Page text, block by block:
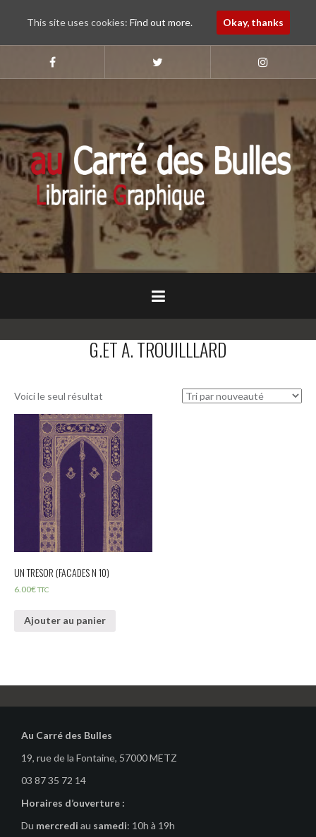
nous
Faebook
nous
nous
Instagram
G.ET A. TROUILLLARD
Voici le seul résultat
UN TRESOR (FACADES N 10)
6.00€TTC
Ajouter au panier
Au Carré des Bulles
19, rue de la Fontaine, 57000 METZ
03 87 35 72 14
Horaires d’ouverture :
Du mercredi au samedi: 10h à 19h
This site uses cookies: Find out more. Okay, thanks